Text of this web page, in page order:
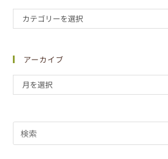
カテゴリーを選択
アーカイブ
月を選択